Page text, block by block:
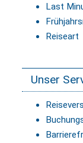
Last
Reiseart
Unser